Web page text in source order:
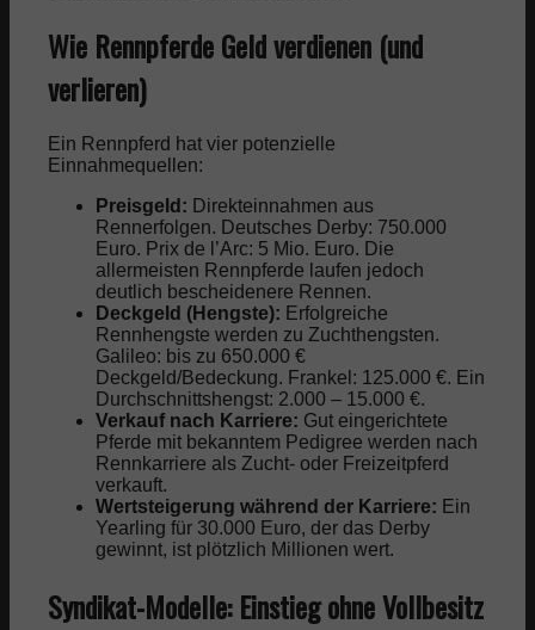
Wie Rennpferde Geld verdienen (und
verlieren)
Ein Rennpferd hat vier potenzielle
Einnahmequellen:
Preisgeld: Direkteinnahmen aus
Rennerfolgen. Deutsches Derby: 750.000
Euro. Prix de l’Arc: 5 Mio. Euro. Die
allermeisten Rennpferde laufen jedoch
deutlich bescheidenere Rennen.
Deckgeld (Hengste): Erfolgreiche
Rennhengste werden zu Zuchthengsten.
Galileo: bis zu 650.000 €
Deckgeld/Bedeckung. Frankel: 125.000 €. Ein
Durchschnittshengst: 2.000 – 15.000 €.
Verkauf nach Karriere: Gut eingerichtete
Pferde mit bekanntem Pedigree werden nach
Rennkarriere als Zucht- oder Freizeitpferd
verkauft.
Wertsteigerung während der Karriere: Ein
Yearling für 30.000 Euro, der das Derby
gewinnt, ist plötzlich Millionen wert.
Syndikat-Modelle: Einstieg ohne Vollbesitz